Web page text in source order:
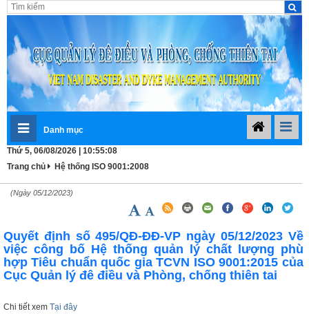
Danh mục
Thứ 5, 06/08/2026 | 10:55:08
Trang chủ
Hệ thống ISO 9001:2008
(Ngày 05/12/2023)
Quyết định số 495/QĐ-ĐĐ-VP ngày 05/12/2023 Về
việc công bố Hệ thống quản lý chất lượng phù
hợp Tiêu chuẩn quốc gia TCVN ISO 9001:2015 của
Cục Quản lý đê điều và Phòng, chống thiên tai
Chi tiết xem Tại đây